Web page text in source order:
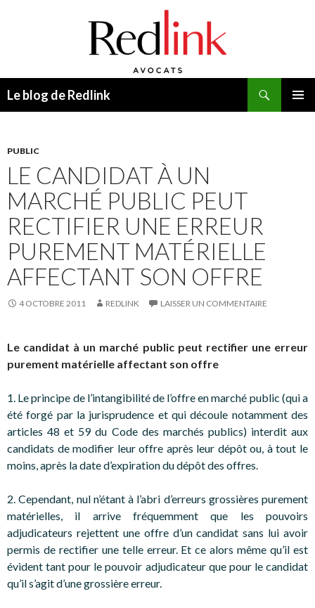
Le blog de Redlink
PUBLIC
LE CANDIDAT À UN
MARCHÉ PUBLIC PEUT
RECTIFIER UNE ERREUR
PUREMENT MATÉRIELLE
AFFECTANT SON OFFRE
4 OCTOBRE 2011 REDLINK LAISSER UN COMMENTAIRE
Le candidat à un marché public peut rectifier une erreur
purement matérielle affectant son offre
1. Le principe de l’intangibilité de l’offre en marché public (qui a
été forgé par la jurisprudence et qui découle notamment des
articles 48 et 59 du Code des marchés publics) interdit aux
candidats de modifier leur offre après leur dépôt ou, à tout le
moins, après la date d’expiration du dépôt des offres.
2. Cependant, nul n’étant à l’abri d’erreurs grossières purement
matérielles, il arrive fréquemment que les pouvoirs
adjudicateurs rejettent une offre d’un candidat sans lui avoir
permis de rectifier une telle erreur. Et ce alors même qu’il est
évident tant pour le pouvoir adjudicateur que pour le candidat
qu’il s’agit d’une grossière erreur.